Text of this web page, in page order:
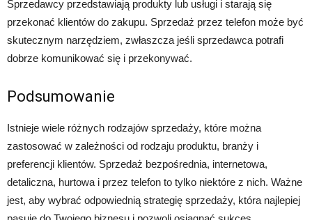
Sprzedawcy przedstawiają produkty lub usługi i starają się
przekonać klientów do zakupu. Sprzedaż przez telefon może być
skutecznym narzędziem, zwłaszcza jeśli sprzedawca potrafi
dobrze komunikować się i przekonywać.
Podsumowanie
Istnieje wiele różnych rodzajów sprzedaży, które można
zastosować w zależności od rodzaju produktu, branży i
preferencji klientów. Sprzedaż bezpośrednia, internetowa,
detaliczna, hurtowa i przez telefon to tylko niektóre z nich. Ważne
jest, aby wybrać odpowiednią strategię sprzedaży, która najlepiej